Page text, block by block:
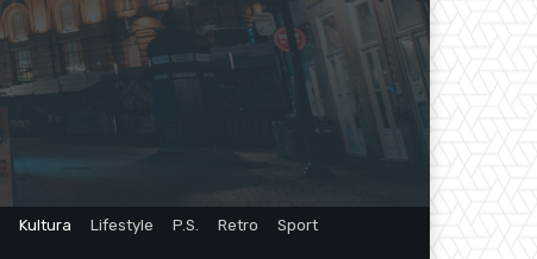
Kultura Lifestyle P.S. Retro
Sport